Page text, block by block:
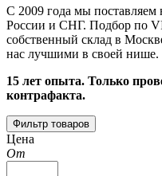
С 2009 года мы поставляем
России и СНГ. Подбор по
собственный склад в
нас лучшими в своей нише.
15 лет опыта. Только
контрафакта.
Фильтр товаров
Цена
От